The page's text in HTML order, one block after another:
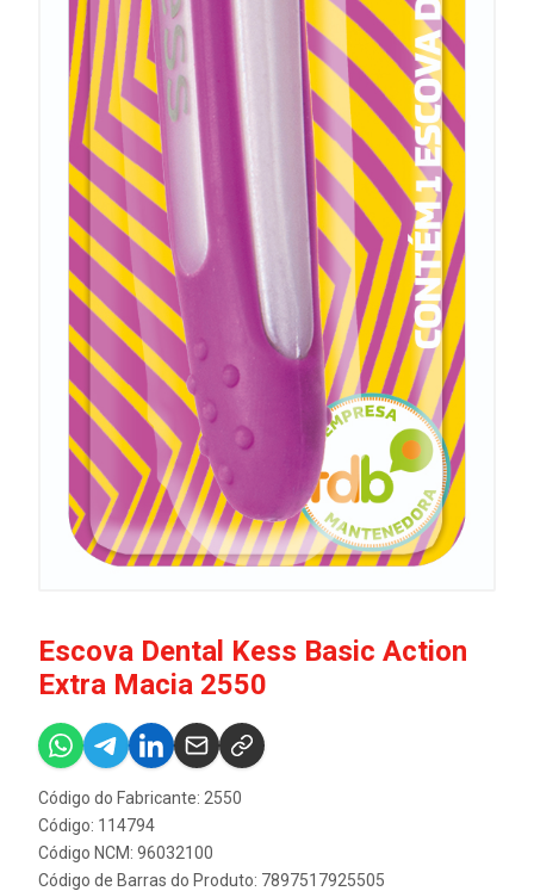
Escova Dental Kess Basic Action
Extra Macia 2550
Código do Fabricante: 2550
Código: 114794
Código NCM: 96032100
Código de Barras do Produto: 7897517925505